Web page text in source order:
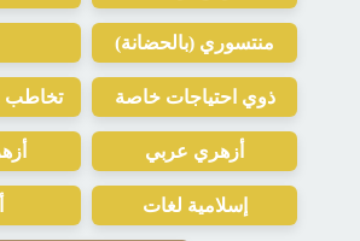
منتسوري (بالحضانة)
ذوي احتياجات خاصة تخاطب
أزهري عربي
إسلامية لغات